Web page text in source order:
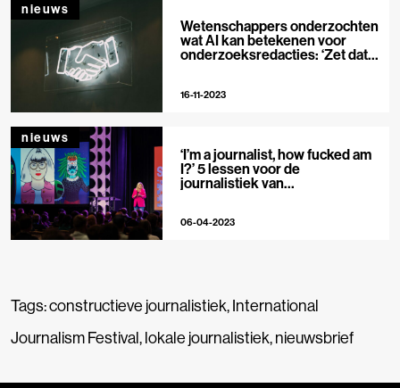
nieuws
Wetenschappers onderzochten
wat AI kan betekenen voor
onderzoeksredacties: ‘Zet data-
16-11-2023
nieuws
‘I’m a journalist, how fucked am
I?’ 5 lessen voor de
journalistiek van
06-04-2023
Tags:constructieve journalistiek,International
Journalism Festival,lokale journalistiek,nieuwsbrief